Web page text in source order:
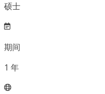
硕士
期间
1 年